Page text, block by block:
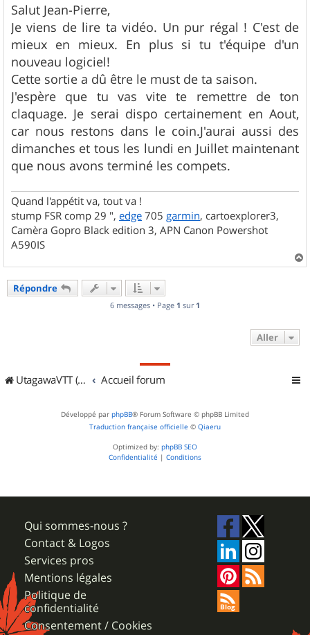
s
s
a
g
e
Salut Jean-Pierre,
Je viens de lire ta vidéo. Un pur régal ! C'est de
mieux en mieux. En plus si tu t'équipe d'un
nouveau logiciel!
Cette sortie a dû être le must de ta saison.
J'espère que tu vas vite te remettre de ton
claquage. Je serai dispo certainement en Aout,
car nous restons dans le coin.J'aurai aussi des
dimanches et tous les lundi en Juillet maintenant
que nous avons terminé les compets.
Quand l'appétit va, tout va !
stump FSR comp 29 ", edge 705 garmin, cartoexplorer3,
Camèra Gopro Black edition 3, APN Canon Powershot
A590IS
a
Répondre
6 messages • Page 1 sur 1
Aller
UtagawaVTT (Randos VTT et VTTAE avec traces GPS) Accueil forum
Développé par phpBB® Forum Software © phpBB Limited
Traduction française officielle © Qiaeru
Optimized by: phpBB SEO
Confidentialité | Conditions
Qui sommes-nous ?
Contact & Logos
Services pros
Mentions légales
Politique de
confidentialité
Consentement / Cookies